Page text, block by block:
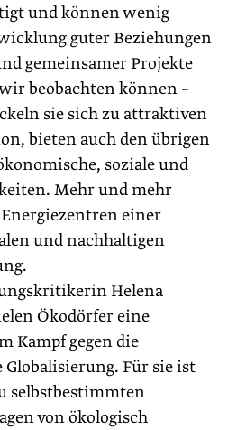
und können wenig
guter Beziehungen
gemeinsamer Projekte
beobachten können –
sie sich zu attraktiven
bieten auch den übrigen
soziale und
Mehr und mehr
einer
und nachhaltigen
Helena
Ökodörfer eine
Kampf gegen die
Für sie ist
selbstbestimmten
von ökologisch